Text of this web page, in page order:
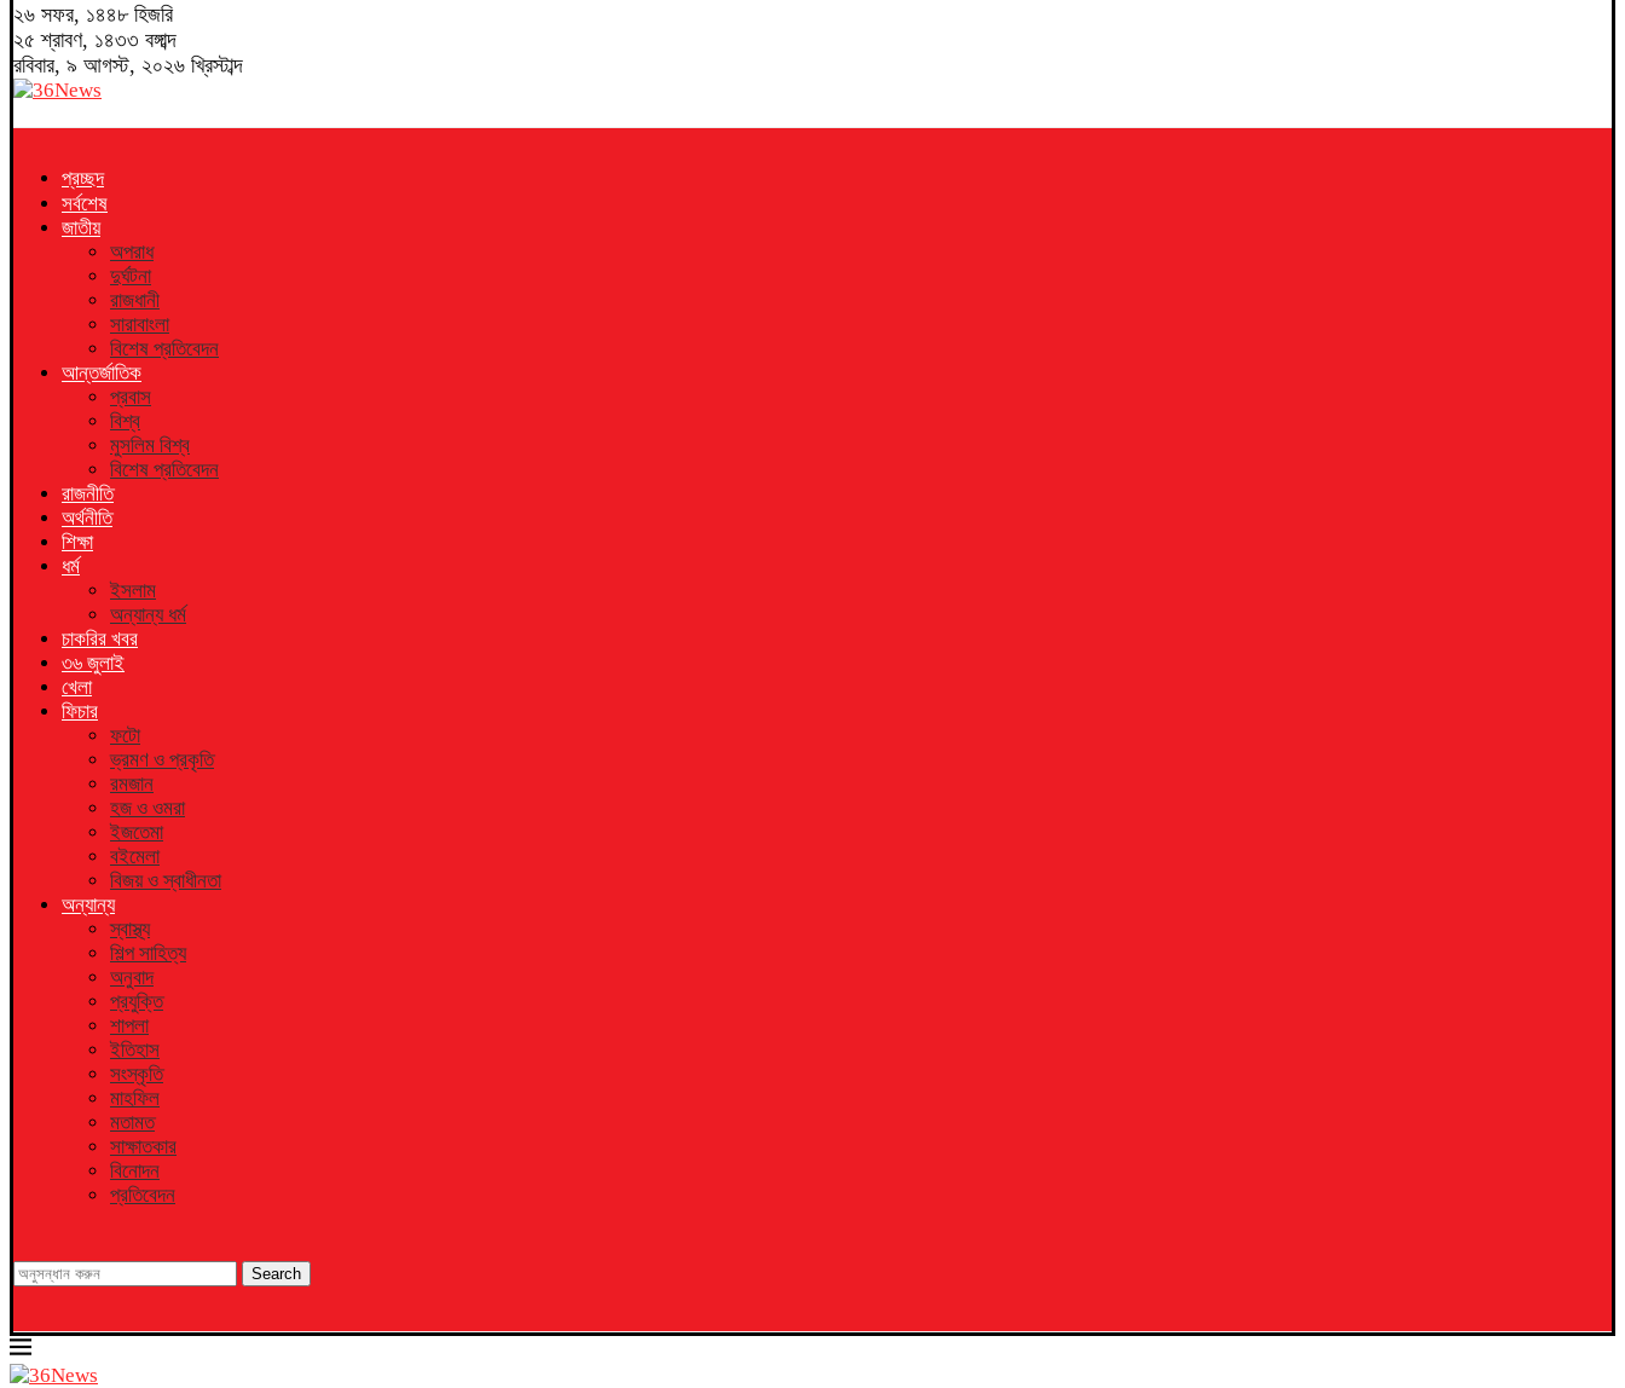
২৬ সফর, ১৪৪৮ হিজরি
২৫ শ্রাবণ, ১৪৩৩ বঙ্গাব্দ
রবিবার, ৯ আগস্ট, ২০২৬ খ্রিস্টাব্দ
প্রচ্ছদ
সর্বশেষ
জাতীয়
অপরাধ
দুর্ঘটনা
রাজধানী
সারাবাংলা
বিশেষ প্রতিবেদন
আন্তর্জাতিক
প্রবাস
বিশ্ব
মুসলিম বিশ্ব
বিশেষ প্রতিবেদন
রাজনীতি
অর্থনীতি
শিক্ষা
ধর্ম
ইসলাম
অন্যান্য ধর্ম
চাকরির খবর
৩৬ জুলাই
খেলা
ফিচার
ফটো
ভ্রমণ ও প্রকৃতি
রমজান
হজ ও ওমরা
ইজতেমা
বইমেলা
বিজয় ও স্বাধীনতা
অন্যান্য
স্বাস্থ্য
শিল্প সাহিত্য
অনুবাদ
প্রযুক্তি
শাপলা
ইতিহাস
সংস্কৃতি
মাহফিল
মতামত
সাক্ষাতকার
বিনোদন
প্রতিবেদন
Search